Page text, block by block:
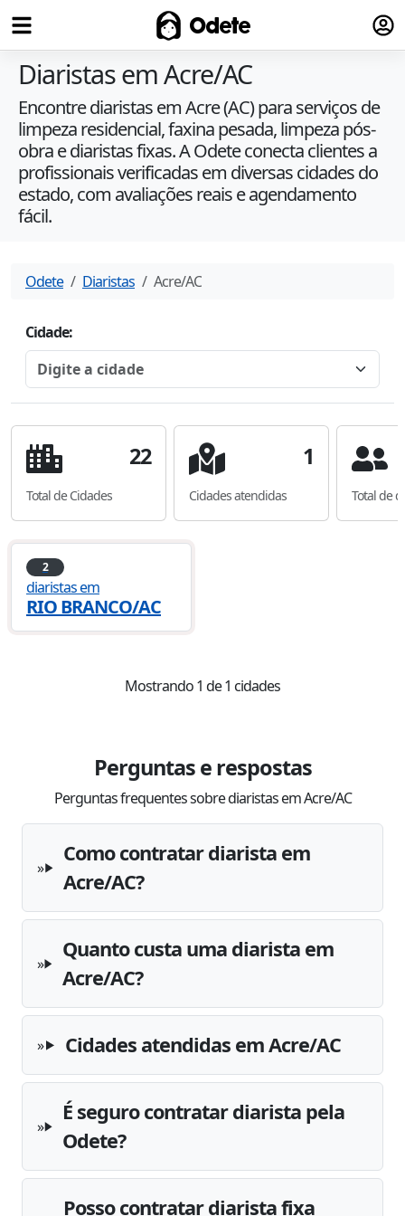
Odete
Diaristas em Acre/AC
Encontre diaristas em Acre (AC) para serviços de
limpeza residencial, faxina pesada, limpeza pós-
obra e diaristas fixas. A Odete conecta clientes a
profissionais verificadas em diversas cidades do
estado, com avaliações reais e agendamento
fácil.
Odete Diaristas Acre/AC
Cidade:
22
Total de Cidades
1
Cidades atendidas Total de
2
diaristasem
RIO BRANCO/AC
Mostrando1 de1 cidades
Perguntas e respostas
Perguntas frequentes sobre diaristas em Acre/AC
Como contratar diarista em
Acre/AC?
Quanto custa uma diarista em
Acre/AC?
Cidades atendidas em Acre/AC
É seguro contratar diarista pela
Odete?
Posso contratar diarista fixa